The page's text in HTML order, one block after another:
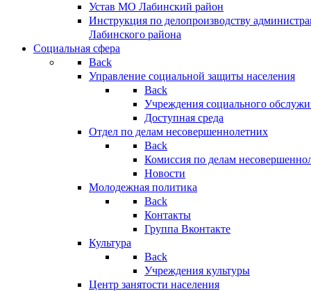
Устав МО Лабинский район
Инструкция по делопроизводству
Лабинского района
Социальная сфера
Back
Управление социальной защиты населения
Back
Учреждения социального
Доступная среда
Отдел по делам несовершеннолетних
Back
Комиссия по делам
Новости
Молодежная политика
Back
Контакты
Группа Вконтакте
Культура
Back
Учреждения культуры
Центр занятости населения